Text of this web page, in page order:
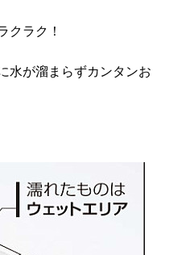
クラク！
水が溜まらずカンタンお